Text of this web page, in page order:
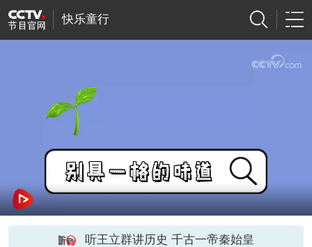
快乐童行
听王立群讲历史 千古一帝秦始皇